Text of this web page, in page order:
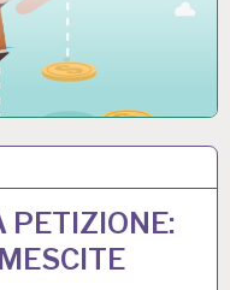
PETIZIONE: